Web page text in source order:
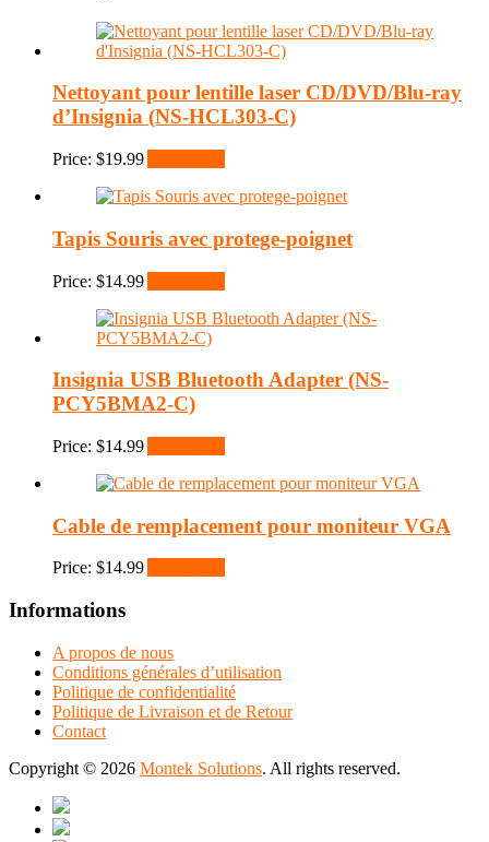
Nettoyant pour lentille laser CD/DVD/Blu-ray
d’Insignia (NS-HCL303-C)
Price: $19.99
Tapis Souris avec protege-poignet
Price: $14.99
Insignia USB Bluetooth Adapter (NS-
PCY5BMA2-C)
Price: $14.99
Cable de remplacement pour moniteur VGA
Price: $14.99
Informations
A propos de nous
Conditions générales d’utilisation
Politique de confidentialité
Politique de Livraison et de Retour
Contact
Copyright © 2026 Montek Solutions. All rights reserved.